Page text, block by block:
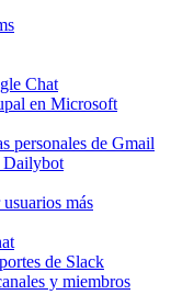
Chat
en Microsoft
personales de Gmail
Dailybot
más
de Slack
y miembros